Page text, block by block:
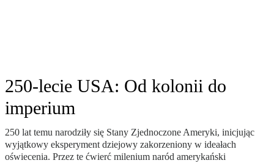
250-lecie USA: Od kolonii do
imperium
250 lat temu narodziły się Stany Zjednoczone Ameryki, inicjując
wyjątkowy eksperyment dziejowy zakorzeniony w ideałach
oświecenia. Przez te ćwierć milenium naród amerykański